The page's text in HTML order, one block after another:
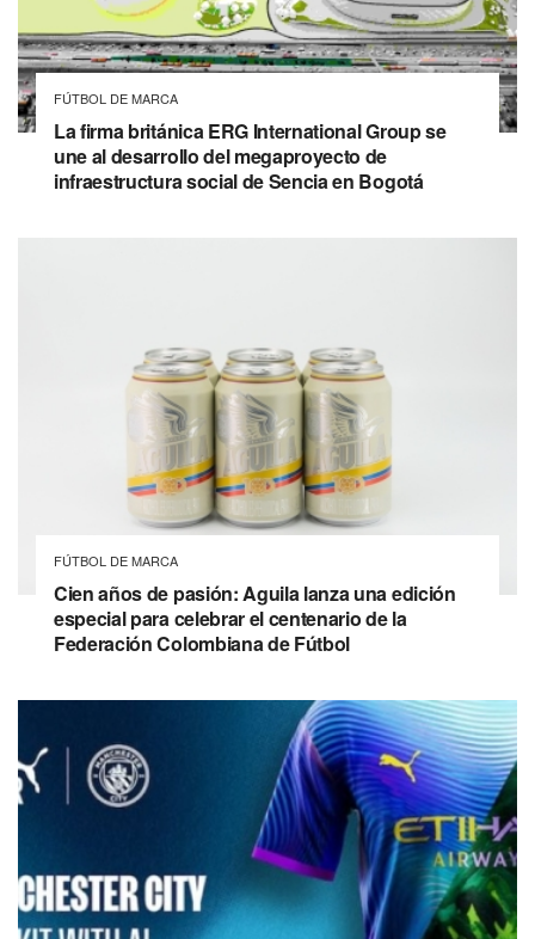
FÚTBOL DE MARCA
La firma británica ERG International Group se
une al desarrollo del megaproyecto de
infraestructura social de Sencia en Bogotá
FÚTBOL DE MARCA
Cien años de pasión: Aguila lanza una edición
especial para celebrar el centenario de la
Federación Colombiana de Fútbol